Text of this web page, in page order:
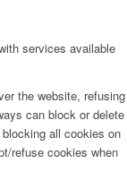
services available
the website, refusing
can block or delete
all cookies on
refuse cookies when